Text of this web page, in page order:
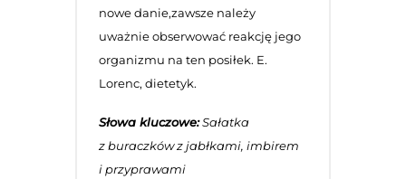
nowe danie,zawsze należy
uważnie obserwować reakcję jego
organizmu na ten posiłek. E.
Lorenc, dietetyk.
Słowa kluczowe:Sałatka
z buraczków z jabłkami, imbirem
i przyprawami